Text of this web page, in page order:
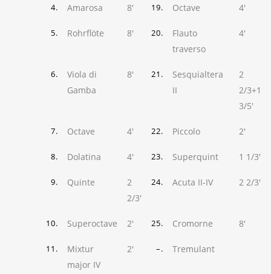
4. Amarosa 8' 19. Octave 4'
5. Rohrflöte 8' 20.
Flauto
traverso
4'
6.
Viola di
Gamba
8' 21.
Sesquialtera
II
2
2/3+1
3/5'
7. Octave 4' 22. Piccolo 2'
8. Dolatina 4' 23. Superquint 1 1/3'
9. Quinte
2
2/3'
24. Acuta II-IV 2 2/3'
10. Superoctave 2' 25. Cromorne 8'
11.
Mixtur
major IV
2' –. Tremulant